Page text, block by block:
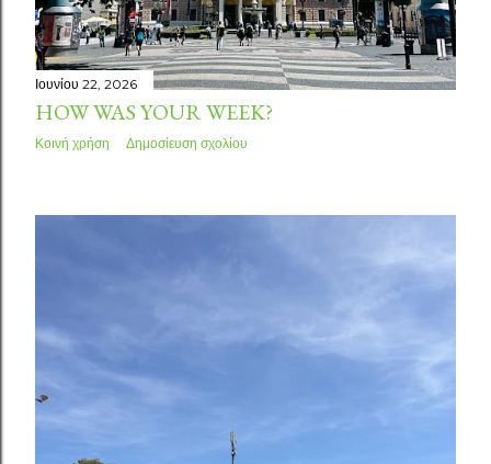
Ιουνίου 22, 2026
HOW WAS YOUR WEEK?
Κοινή χρήση Δημοσίευση σχολίου